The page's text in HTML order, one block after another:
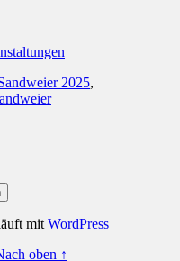
2025,
mit WordPress
oben ↑